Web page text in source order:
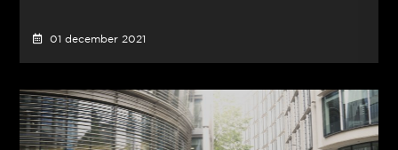
01 december 2021